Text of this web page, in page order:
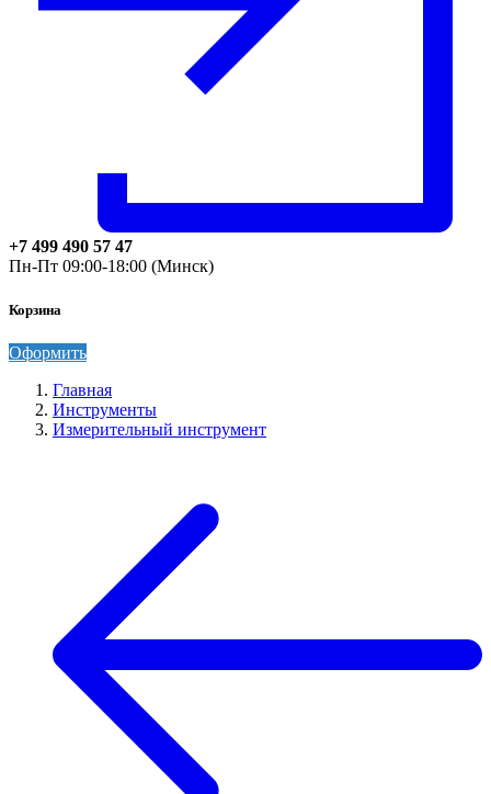
+7 499 490 57 47
Пн-Пт 09:00-18:00 (Минск)
Корзина
Оформить
Главная
Инструменты
Измерительный инструмент